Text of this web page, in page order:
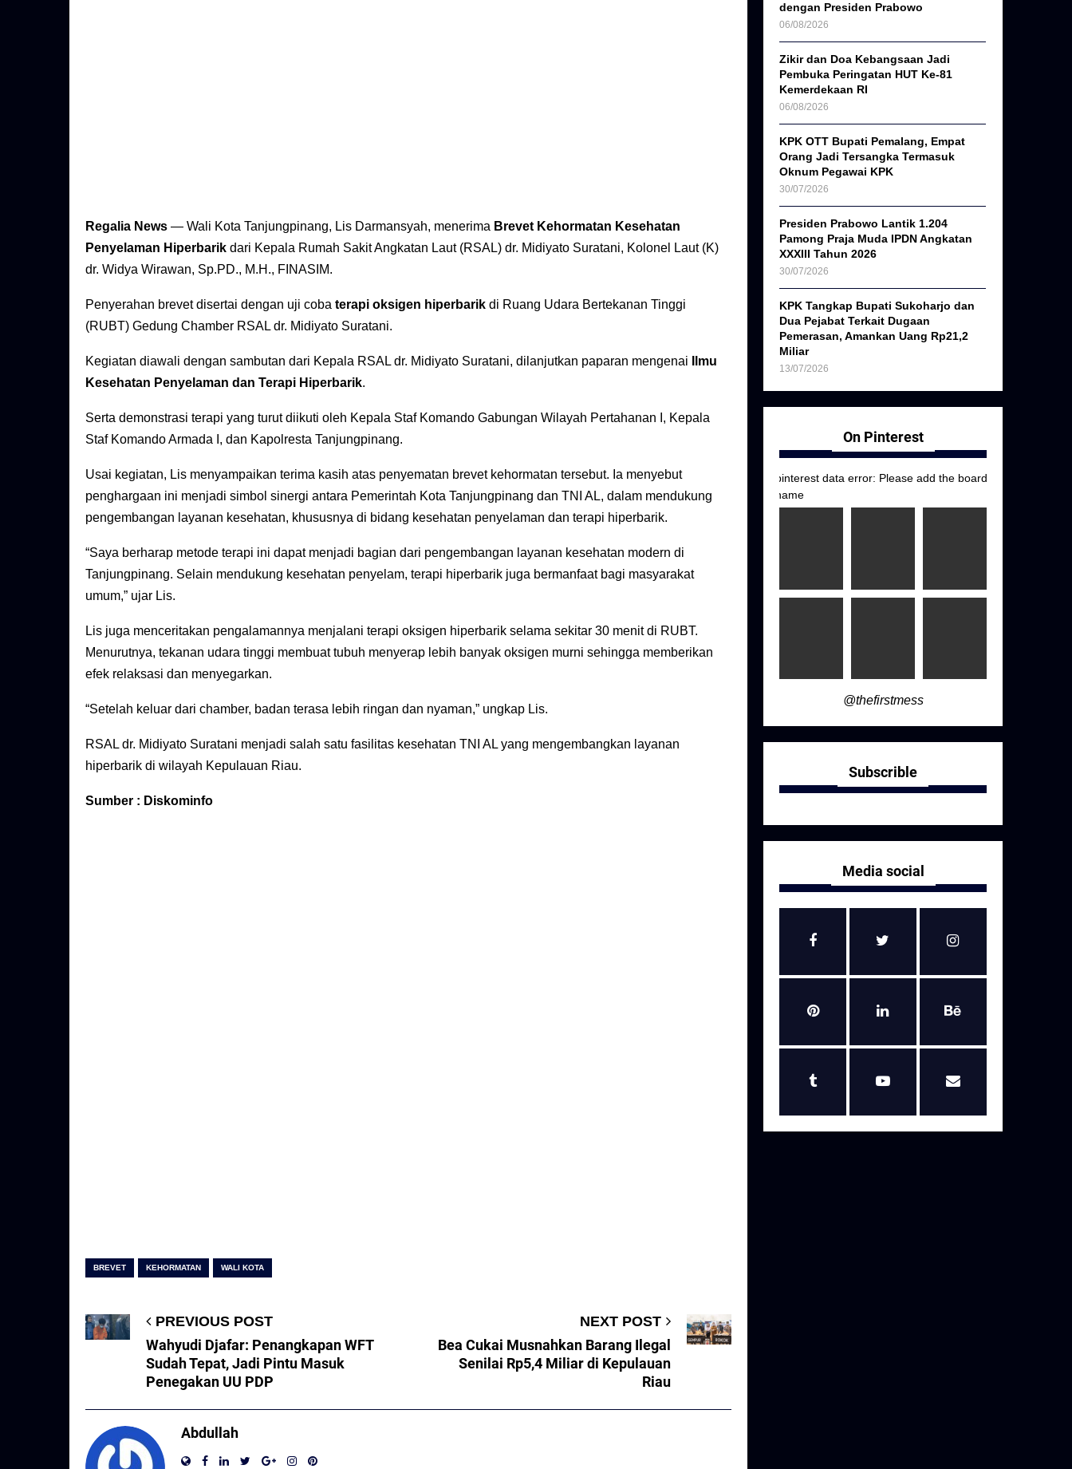
Regalia News — Wali Kota Tanjungpinang, Lis Darmansyah, menerima Brevet Kehormatan Kesehatan
Penyelaman Hiperbarik dari Kepala Rumah Sakit Angkatan Laut (RSAL) dr. Midiyato Suratani, Kolonel Laut (K)
dr. Widya Wirawan, Sp.PD., M.H., FINASIM.
Penyerahan brevet disertai dengan uji coba terapi oksigen hiperbarik di Ruang Udara Bertekanan Tinggi
(RUBT) Gedung Chamber RSAL dr. Midiyato Suratani.
Kegiatan diawali dengan sambutan dari Kepala RSAL dr. Midiyato Suratani, dilanjutkan paparan mengenai
Ilmu
Kesehatan Penyelaman dan Terapi Hiperbarik.
Serta demonstrasi terapi yang turut diikuti oleh Kepala Staf Komando Gabungan Wilayah Pertahanan I, Kepala
Staf Komando Armada I, dan Kapolresta Tanjungpinang.
Usai kegiatan, Lis menyampaikan terima kasih atas penyematan brevet kehormatan tersebut. Ia menyebut
penghargaan ini menjadi simbol sinergi antara Pemerintah Kota Tanjungpinang dan TNI AL, dalam mendukung
pengembangan layanan kesehatan, khususnya di bidang kesehatan penyelaman dan terapi hiperbarik.
“Saya berharap metode terapi ini dapat menjadi bagian dari pengembangan layanan kesehatan modern di
Tanjungpinang. Selain mendukung kesehatan penyelam, terapi hiperbarik juga bermanfaat bagi masyarakat
umum,” ujar Lis.
Lis juga menceritakan pengalamannya menjalani terapi oksigen hiperbarik selama sekitar 30 menit di RUBT.
Menurutnya, tekanan udara tinggi membuat tubuh menyerap lebih banyak oksigen murni sehingga memberikan
efek relaksasi dan menyegarkan.
“Setelah keluar dari chamber, badan terasa lebih ringan dan nyaman,” ungkap Lis.
RSAL dr. Midiyato Suratani menjadi salah satu fasilitas kesehatan TNI AL yang mengembangkan layanan
hiperbarik di wilayah Kepulauan Riau.
Sumber : Diskominfo
BREVET KEHORMATAN WALI KOTA
PREVIOUS POST
Wahyudi Djafar: Penangkapan WFT
Sudah Tepat, Jadi Pintu Masuk
Penegakan UU PDP
NEXT POST
Bea Cukai Musnahkan Barang Ilegal
Senilai Rp5,4 Miliar di Kepulauan
Riau
Abdullah
dengan Presiden Prabowo
06/08/2026
Zikir dan Doa Kebangsaan Jadi
Pembuka Peringatan HUT Ke-81
Kemerdekaan RI
06/08/2026
KPK OTT Bupati Pemalang, Empat
Orang Jadi Tersangka Termasuk
Oknum Pegawai KPK
30/07/2026
Presiden Prabowo Lantik 1.204
Pamong Praja Muda IPDN Angkatan
XXXIII Tahun 2026
30/07/2026
KPK Tangkap Bupati Sukoharjo dan
Dua Pejabat Terkait Dugaan
Pemerasan, Amankan Uang Rp21,2
Miliar
13/07/2026
On Pinterest
pinterest data error: Please add the board
name
@thefirstmess
Subscrible
Media social